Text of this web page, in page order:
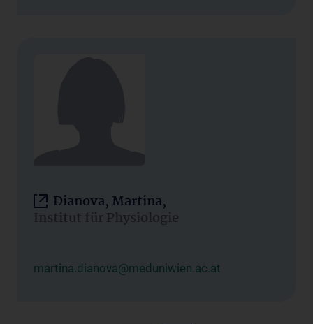
Dianova, Martina,
Institut für Physiologie
martina.dianova@meduniwien.ac.at